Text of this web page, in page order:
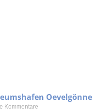
Oevelgönne
Kommentare